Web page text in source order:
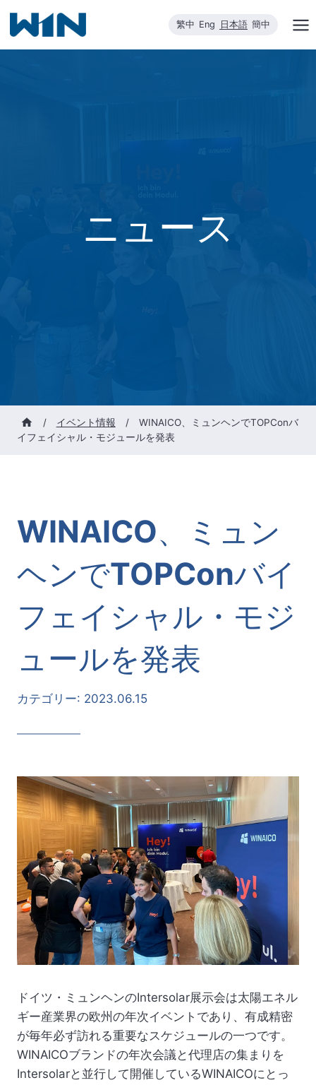
を
繁中 Eng 日本語 簡中
ニュース
/ イベント情報 /
WINAICO、ミュンヘンでTOPConバ
イフェイシャル・モジュールを発表
WINAICO、ミュン
ヘンでTOPConバイ
フェイシャル・モジ
ュールを発表
カテゴリー: 2023.06.15
ドイツ・ミュンヘンのIntersolar展示会は太陽エネル
ギー産業界の欧州の年次イベントであり、有成精密
が毎年必ず訪れる重要なスケジュールの一つです。
WINAICOブランドの年次会議と代理店の集まりを
Intersolarと並行して開催しているWINAICOにとっ